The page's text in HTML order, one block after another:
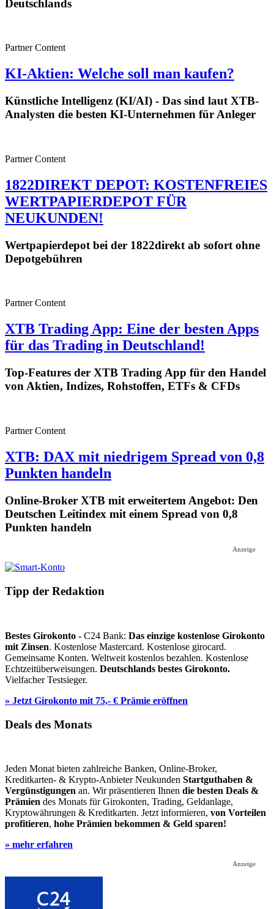
Deutschlands
Partner Content
KI-Aktien: Welche soll man kaufen?
Künstliche Intelligenz (KI/AI) - Das sind laut XTB-
Analysten die besten KI-Unternehmen für Anleger
Partner Content
1822DIREKT DEPOT: KOSTENFREIES
WERTPAPIERDEPOT FÜR
NEUKUNDEN!
Wertpapierdepot bei der 1822direkt ab sofort ohne
Depotgebühren
Partner Content
XTB Trading App: Eine der besten Apps
für das Trading in Deutschland!
Top-Features der XTB Trading App für den Handel
von Aktien, Indizes, Rohstoffen, ETFs & CFDs
Partner Content
XTB: DAX mit niedrigem Spread von 0,8
Punkten handeln
Online-Broker XTB mit erweitertem Angebot: Den
Deutschen Leitindex mit einem Spread von 0,8
Punkten handeln
Anzeige
Tipp der Redaktion
Bestes Girokonto - C24 Bank: Das einzige kostenlose Girokonto
mit Zinsen. Kostenlose Mastercard. Kostenlose girocard.
Gemeinsame Konten. Weltweit kostenlos bezahlen. Kostenlose
Echtzeitüberweisungen. Deutschlands bestes Girokonto.
Vielfacher Testsieger.
» Jetzt Girokonto mit 75,- € Prämie eröffnen
Deals des Monats
Jeden Monat bieten zahlreiche Banken, Online-Broker,
Kreditkarten- & Krypto-Anbieter Neukunden Startguthaben &
Vergünstigungen an. Wir präsentieren Ihnen die besten Deals &
Prämien des Monats für Girokonten, Trading, Geldanlage,
Kryptowährungen & Kreditkarten. Jetzt informieren, von Vorteilen
profitieren, hohe Prämien bekommen & Geld sparen!
» mehr erfahren
Anzeige